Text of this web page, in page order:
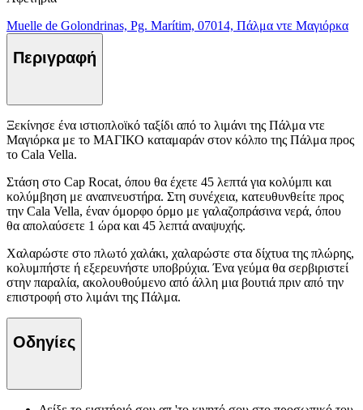
Muelle de Golondrinas, Pg. Marítim, 07014, Πάλμα ντε Μαγιόρκα
Περιγραφή
Ξεκίνησε ένα ιστιοπλοϊκό ταξίδι από το λιμάνι της Πάλμα ντε
Μαγιόρκα με το ΜΑΓΙΚΟ καταμαράν στον κόλπο της Πάλμα προς
το Cala Vella.
Στάση στο Cap Rocat, όπου θα έχετε 45 λεπτά για κολύμπι και
κολύμβηση με αναπνευστήρα. Στη συνέχεια, κατευθυνθείτε προς
την Cala Vella, έναν όμορφο όρμο με γαλαζοπράσινα νερά, όπου
θα απολαύσετε 1 ώρα και 45 λεπτά αναψυχής.
Χαλαρώστε στο πλωτό χαλάκι, χαλαρώστε στα δίχτυα της πλώρης,
κολυμπήστε ή εξερευνήστε υποβρύχια. Ένα γεύμα θα σερβιριστεί
στην παραλία, ακολουθούμενο από άλλη μια βουτιά πριν από την
επιστροφή στο λιμάνι της Πάλμα.
Οδηγίες